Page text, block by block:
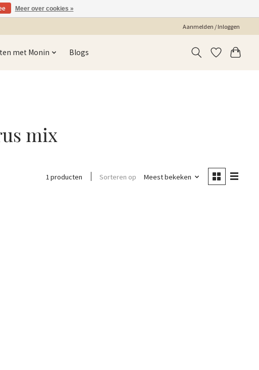
Aanmelden / Inloggen
met Monin Blogs
mix
1 producten Sorteren op Meest bekeken
Meer over cookies »